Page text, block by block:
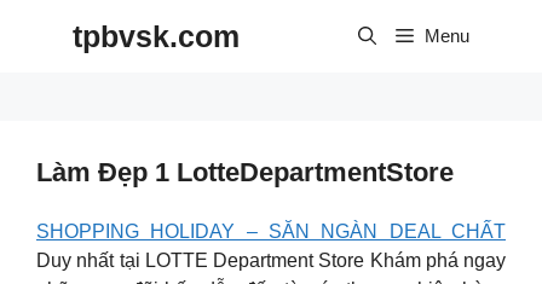
tpbvsk.com Menu
Làm Đẹp 1 LotteDepartmentStore
SHOPPING HOLIDAY – SĂN NGÀN DEAL CHẤT
Duy nhất tại LOTTE Department Store Khám phá ngay